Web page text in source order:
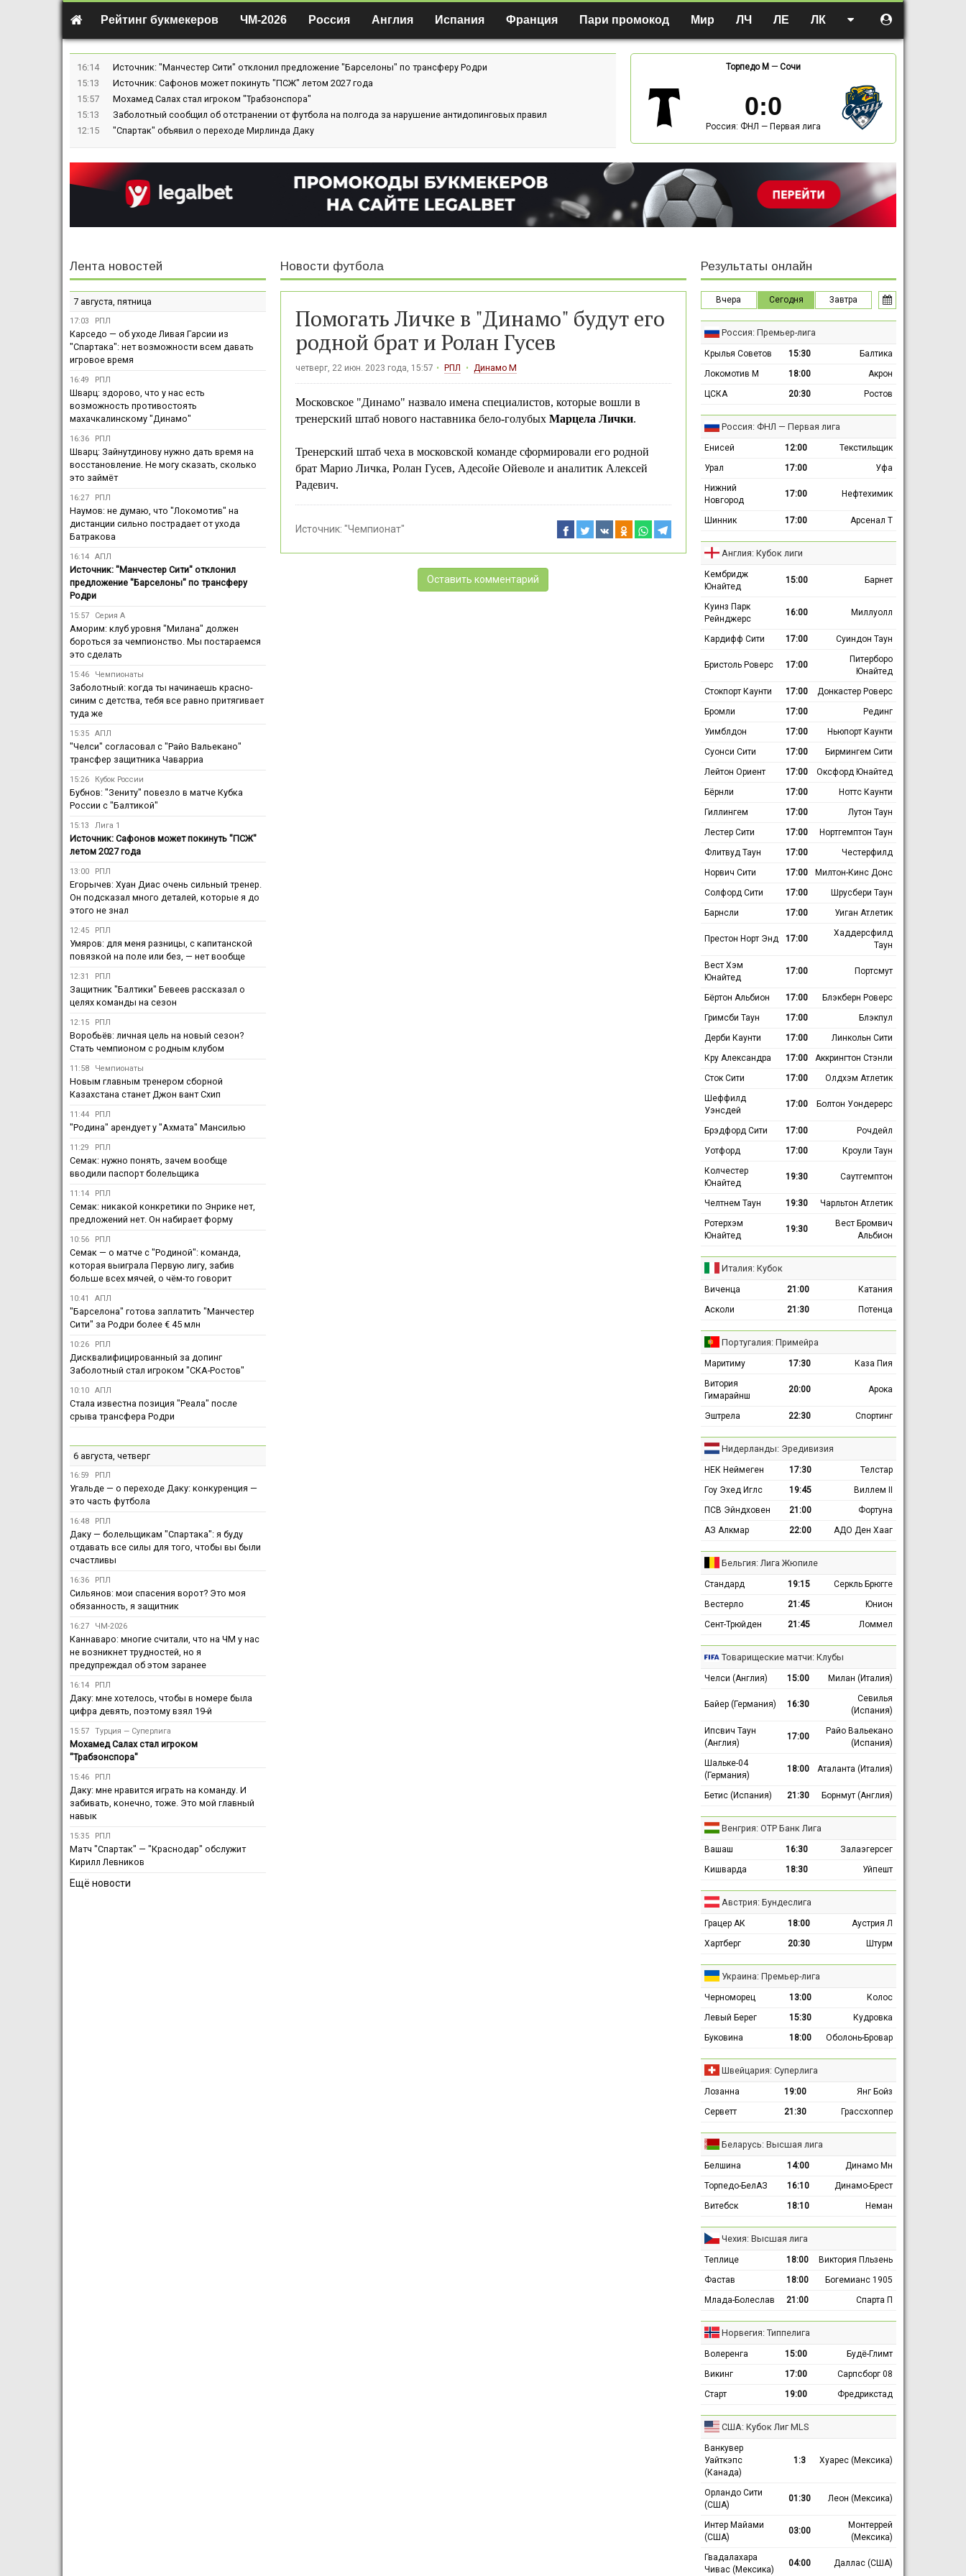
Рейтинг букмекеров ЧМ-2026 Россия Англия Испания Франция Пари промокод Мир ЛЧ ЛЕ ЛК
16:14
Источник: "Манчестер Сити" отклонил предложение "Барселоны" по трансферу Родри
15:13
Источник: Сафонов может покинуть "ПСЖ" летом 2027 года
15:57
Мохамед Салах стал игроком "Трабзонспора"
15:13
Заболотный сообщил об отстранении от футбола на полгода за нарушение антидопинговых правил
12:15
"Спартак" объявил о переходе Мирлинда Даку
Торпедо М — Сочи
0:0
Россия: ФНЛ — Первая лига
Новости футбола
Помогать Личке в "Динамо" будут его
родной брат и Ролан Гусев
четверг, 22 июн. 2023 года, 15:57 РПЛ Динамо М
Московское "Динамо" назвало имена специалистов, которые вошли в
тренерский штаб нового наставника бело-голубых Марцела Лички.
Тренерский штаб чеха в московской команде сформировали его родной
брат Марио Личка, Ролан Гусев, Адесойе Ойеволе и аналитик Алексей
Радевич.
Источник: "Чемпионат"
Оставить комментарий
Лента новостей
7 августа, пятница
17:03 РПЛ
Карседо — об уходе Ливая Гарсии из
"Спартака": нет возможности всем давать
игровое время
16:49 РПЛ
Шварц: здорово, что у нас есть
возможность противостоять
махачкалинскому "Динамо"
16:36 РПЛ
Шварц: Зайнутдинову нужно дать время на
восстановление. Не могу сказать, сколько
это займёт
16:27 РПЛ
Наумов: не думаю, что "Локомотив" на
дистанции сильно пострадает от ухода
Батракова
16:14 АПЛ
Источник: "Манчестер Сити" отклонил
предложение "Барселоны" по трансферу
Родри
15:57 Серия А
Аморим: клуб уровня "Милана" должен
бороться за чемпионство. Мы постараемся
это сделать
15:46 Чемпионаты
Заболотный: когда ты начинаешь красно-
синим с детства, тебя все равно притягивает
туда же
15:35 АПЛ
"Челси" согласовал с "Райо Вальекано"
трансфер защитника Чаварриа
15:26 Кубок России
Бубнов: "Зениту" повезло в матче Кубка
России с "Балтикой"
15:13 Лига 1
Источник: Сафонов может покинуть "ПСЖ"
летом 2027 года
13:00 РПЛ
Егорычев: Хуан Диас очень сильный тренер.
Он подсказал много деталей, которые я до
этого не знал
12:45 РПЛ
Умяров: для меня разницы, с капитанской
повязкой на поле или без, — нет вообще
12:31 РПЛ
Защитник "Балтики" Бевеев рассказал о
целях команды на сезон
12:15 РПЛ
Воробьёв: личная цель на новый сезон?
Стать чемпионом с родным клубом
11:58 Чемпионаты
Новым главным тренером сборной
Казахстана станет Джон вант Схип
11:44 РПЛ
"Родина" арендует у "Ахмата" Мансилью
11:29 РПЛ
Семак: нужно понять, зачем вообще
вводили паспорт болельщика
11:14 РПЛ
Семак: никакой конкретики по Энрике нет,
предложений нет. Он набирает форму
10:56 РПЛ
Семак — о матче с "Родиной": команда,
которая выиграла Первую лигу, забив
больше всех мячей, о чём-то говорит
10:41 АПЛ
"Барселона" готова заплатить "Манчестер
Сити" за Родри более € 45 млн
10:26 РПЛ
Дисквалифицированный за допинг
Заболотный стал игроком "СКА-Ростов"
10:10 АПЛ
Стала известна позиция "Реала" после
срыва трансфера Родри
6 августа, четверг
16:59 РПЛ
Угальде — о переходе Даку: конкуренция —
это часть футбола
16:48 РПЛ
Даку — болельщикам "Спартака": я буду
отдавать все силы для того, чтобы вы были
счастливы
16:36 РПЛ
Сильянов: мои спасения ворот? Это моя
обязанность, я защитник
16:27 ЧМ-2026
Каннаваро: многие считали, что на ЧМ у нас
не возникнет трудностей, но я
предупреждал об этом заранее
16:14 РПЛ
Даку: мне хотелось, чтобы в номере была
цифра девять, поэтому взял 19-й
15:57 Турция — Суперлига
Мохамед Салах стал игроком
"Трабзонспора"
15:46 РПЛ
Даку: мне нравится играть на команду. И
забивать, конечно, тоже. Это мой главный
навык
15:35 РПЛ
Матч "Спартак" — "Краснодар" обслужит
Кирилл Левников
Ещё новости
Результаты онлайн
Вчера Сегодня Завтра
Россия: Премьер-лига
Крылья Советов 15:30
Балтика
Локомотив М
18:00
Акрон
ЦСКА
20:30 Ростов
Россия: ФНЛ — Первая лига
Енисей 12:00
Текстильщик
Урал
17:00
Уфа
Нижний
Новгород
17:00 Нефтехимик
Шинник 17:00 Арсенал Т
Англия: Кубок лиги
Кембридж
Юнайтед
15:00 Барнет
Куинз Парк
Рейнджерс
16:00 Миллуолл
Кардифф Сити 17:00 Суиндон Таун
Бристоль Роверс 17:00
Питерборо
Юнайтед
Стокпорт Каунти
17:00
Донкастер Роверс
Бромли
17:00
Рединг
Уимблдон
17:00
Ньюпорт Каунти
Суонси Сити
17:00
Бирмингем Сити
Лейтон Ориент
17:00
Оксфорд Юнайтед
Бёрнли
17:00
Ноттс Каунти
Гиллингем
17:00
Лутон Таун
Лестер Сити
17:00
Нортгемптон Таун
Флитвуд Таун
17:00
Честерфилд
Норвич Сити
17:00
Милтон-Кинс Донс
Солфорд Сити
17:00
Шрусбери Таун
Барнсли
17:00 Уиган Атлетик
Престон Норт Энд 17:00
Хаддерсфилд
Таун
Вест Хэм
Юнайтед
17:00 Портсмут
Бёртон Альбион 17:00
Блэкберн Роверс
Гримсби Таун
17:00
Блэкпул
Дерби Каунти
17:00
Линкольн Сити
Кру Александра
17:00
Аккрингтон Стэнли
Сток Сити
17:00
Олдхэм Атлетик
Шеффилд
Уэнсдей
17:00 Болтон Уондерерс
Брэдфорд Сити 17:00
Рочдейл
Уотфорд
17:00
Кроули Таун
Колчестер
Юнайтед
19:30 Саутгемптон
Челтнем Таун 19:30
Чарльтон Атлетик
Ротерхэм
Юнайтед
19:30
Вест Бромвич
Альбион
Италия: Кубок
Виченца 21:00
Катания
Асколи
21:30 Потенца
Португалия: Примейра
Маритиму 17:30
Каза Пия
Витория
Гимарайнш
20:00 Арока
Эштрела 22:30 Спортинг
Нидерланды: Эредивизия
НЕК Неймеген 17:30
Телстар
Гоу Эхед Иглс
19:45
Виллем II
ПСВ Эйндховен
21:00
Фортуна
АЗ Алкмар
22:00 АДО Ден Хааг
Бельгия: Лига Жюпиле
Стандард 19:15
Серкль Брюгге
Вестерло
21:45
Юнион
Сент-Трюйден
21:45 Ломмел
Товарищеские матчи: Клубы
Челси (Англия) 15:00 Милан (Италия)
Байер (Германия) 16:30
Севилья
(Испания)
Ипсвич Таун
(Англия)
17:00
Райо Вальекано
(Испания)
Шальке-04
(Германия)
18:00 Аталанта (Италия)
Бетис (Испания) 21:30 Борнмут (Англия)
Венгрия: ОТР Банк Лига
Вашаш 16:30
Залаэгерсег
Кишварда
18:30 Уйпешт
Австрия: Бундеслига
Грацер АК 18:00
Аустрия Л
Хартберг
20:30 Штурм
Украина: Премьер-лига
Черноморец 13:00
Колос
Левый Берег
15:30
Кудровка
Буковина
18:00 Оболонь-Бровар
Швейцария: Суперлига
Лозанна 19:00
Янг Бойз
Серветт
21:30 Грассхоппер
Беларусь: Высшая лига
Белшина 14:00
Динамо Мн
Торпедо-БелАЗ
16:10
Динамо-Брест
Витебск
18:10 Неман
Чехия: Высшая лига
Теплице 18:00
Виктория Пльзень
Фастав
18:00
Богемианс 1905
Млада-Болеслав
21:00 Спарта П
Норвегия: Типпелига
Волеренга 15:00
Будё-Глимт
Викинг
17:00
Сарпсборг 08
Старт
19:00 Фредрикстад
США: Кубок Лиг MLS
Ванкувер
Уайткэпс
(Канада)
1:3 Хуарес (Мексика)
Орландо Сити
(США)
01:30 Леон (Мексика)
Интер Майами
(США)
03:00
Монтеррей
(Мексика)
Гвадалахара
Чивас (Мексика)
04:00 Даллас (США)